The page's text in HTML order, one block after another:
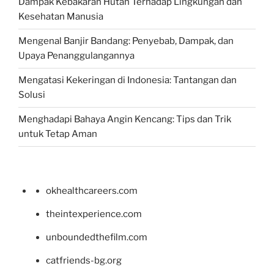
Kesehatan Manusia
Mengenal Banjir Bandang: Penyebab, Dampak, dan
Upaya Penanggulangannya
Mengatasi Kekeringan di Indonesia: Tantangan dan
Solusi
Menghadapi Bahaya Angin Kencang: Tips dan Trik
untuk Tetap Aman
okhealthcareers.com
theintexperience.com
unboundedthefilm.com
catfriends-bg.org